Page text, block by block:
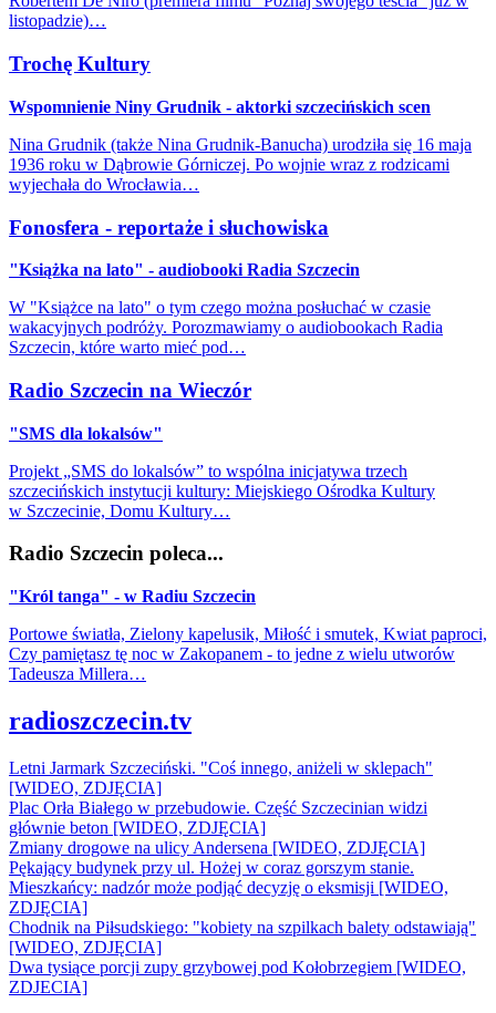
listopadzie)…
Trochę Kultury
Wspomnienie Niny Grudnik - aktorki szczecińskich scen
Nina Grudnik (także Nina Grudnik-Banucha) urodziła się 16 maja
1936 roku w Dąbrowie Górniczej. Po wojnie wraz z rodzicami
wyjechała do Wrocławia…
Fonosfera - reportaże i słuchowiska
"Książka na lato" - audiobooki Radia Szczecin
W "Książce na lato" o tym czego można posłuchać w czasie
wakacyjnych podróży. Porozmawiamy o audiobookach Radia
Szczecin, które warto mieć pod…
Radio Szczecin na Wieczór
"SMS dla lokalsów"
Projekt „SMS do lokalsów” to wspólna inicjatywa trzech
szczecińskich instytucji kultury: Miejskiego Ośrodka Kultury
w Szczecinie, Domu Kultury…
Radio Szczecin poleca...
"Król tanga" - w Radiu Szczecin
Portowe światła, Zielony kapelusik, Miłość i smutek, Kwiat paproci,
Czy pamiętasz tę noc w Zakopanem - to jedne z wielu utworów
Tadeusza Millera…
radioszczecin.tv
Letni Jarmark Szczeciński. "Coś innego, aniżeli w sklepach"
[WIDEO, ZDJĘCIA]
Plac Orła Białego w przebudowie. Część Szczecinian widzi
głównie beton [WIDEO, ZDJĘCIA]
Zmiany drogowe na ulicy Andersena [WIDEO, ZDJĘCIA]
Pękający budynek przy ul. Hożej w coraz gorszym stanie.
Mieszkańcy: nadzór może podjąć decyzję o eksmisji [WIDEO,
ZDJĘCIA]
Chodnik na Piłsudskiego: "kobiety na szpilkach balety odstawiają"
[WIDEO, ZDJĘCIA]
Dwa tysiące porcji zupy grzybowej pod Kołobrzegiem [WIDEO,
ZDJECIA]